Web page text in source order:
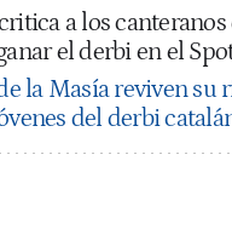
a los
el derbi en el
la Masía reviven su
del derbi